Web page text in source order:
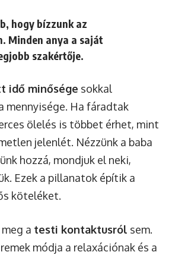
hogy bízzunk az
Minden anya a saját
szakértője.
idő minősége sokkal
mennyisége. Ha fáradtak
ölelés is többet érhet, mint
jelenlét. Nézzünk a baba
hozzá, mondjuk el neki,
Ezek a pillanatok építik a
köteléket.
a testi kontaktusról sem.
módja a relaxációnak és a